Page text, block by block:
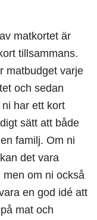
matkortet är
tillsammans.
matbudget varje
och sedan
har ett kort
sätt att både
familj. Om ni
det vara
om ni också
en god idé att
mat och